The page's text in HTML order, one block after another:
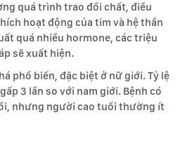
quá trình trao đổi chất, điều
hoạt động của tim và hệ thần
quá nhiều hormone, các triệu
sẽ xuất hiện.
phổ biến, đặc biệt ở nữ giới. Tỷ lệ
3 lần so với nam giới. Bệnh có
nhưng người cao tuổi thường ít